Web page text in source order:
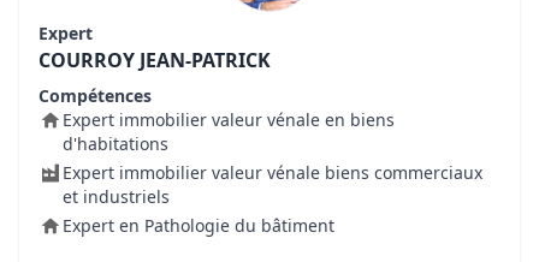
Expert
COURROY JEAN-PATRICK
Compétences
Expert immobilier valeur vénale en biens
d'habitations
Expert immobilier valeur vénale biens commerciaux
et industriels
Expert en Pathologie du bâtiment